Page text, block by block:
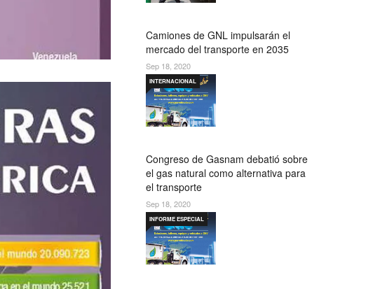
Camiones de GNL impulsarán el
mercado del transporte en 2035
Sep 18, 2020
Congreso de Gasnam debatió sobre
el gas natural como alternativa para
el transporte
INTERNACIONAL
Sep 18, 2020
INFORME ESPECIAL